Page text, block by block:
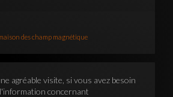
des champ magnétique
agréable visite, si vous avez besoin
concernant